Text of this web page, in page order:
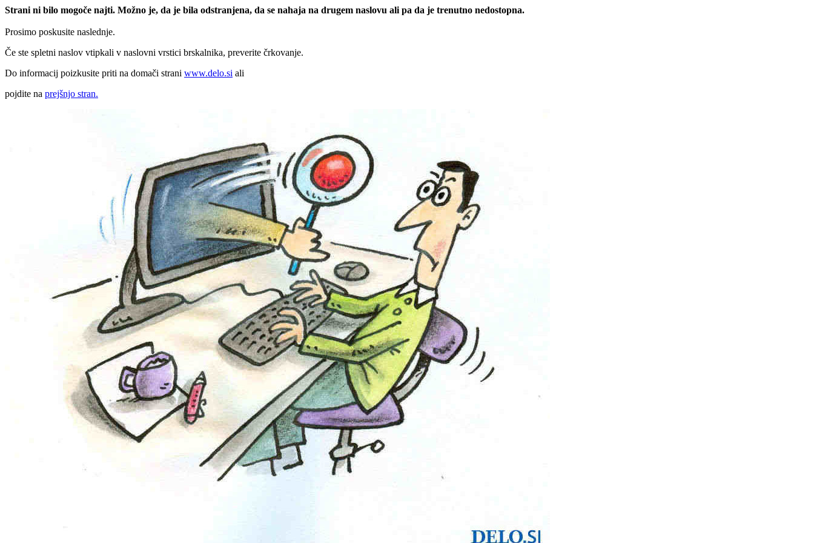
Strani ni bilo mogoče najti. Možno je, da je bila odstranjena, da se nahaja na drugem naslovu ali pa da je trenutno nedostopna.
Prosimo poskusite naslednje.
Če ste spletni naslov vtipkali v naslovni vrstici brskalnika, preverite črkovanje.
Do informacij poizkusite priti na domači strani www.delo.si ali
pojdite na prejšnjo stran.